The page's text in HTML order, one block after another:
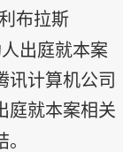
布拉斯
出庭就本案
讯计算机公司
庭就本案相关